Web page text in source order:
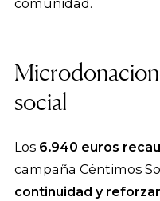
social
Los 6.940 euros
campaña Céntimos
continuidad y